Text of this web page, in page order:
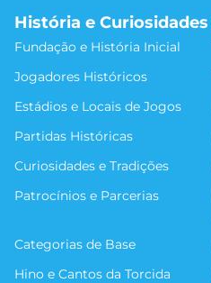
História e
Fundação e História Inicial
Jogadores Históricos
Estádios e Locais de Jogos
Partidas Históricas
Curiosidades e Tradições
Patrocínios e Parcerias
Categorias de Base
Hino e Cantos da Torcida